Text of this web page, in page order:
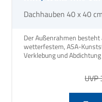
Dachhauben 40 x 40
Der Außenrahmen
wetterfestem, ASA-
UVP